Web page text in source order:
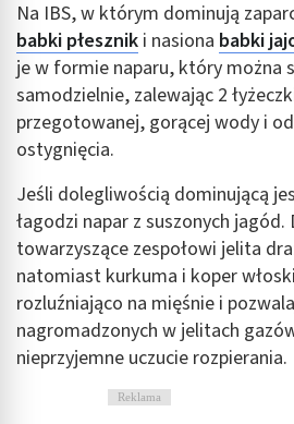
Na IBS, w którym dominują
babki płesznik i nasiona babki
je w formie naparu, który można
samodzielnie, zalewając 2
przegotowanej, gorącej wody i
ostygnięcia.
Jeśli dolegliwością dominującą
łagodzi napar z suszonych
towarzyszące zespołowi jelita
natomiast kurkuma i koper
rozluźniająco na mięśnie i
nagromadzonych w jelitach
nieprzyjemne uczucie rozpierania.
Reklama